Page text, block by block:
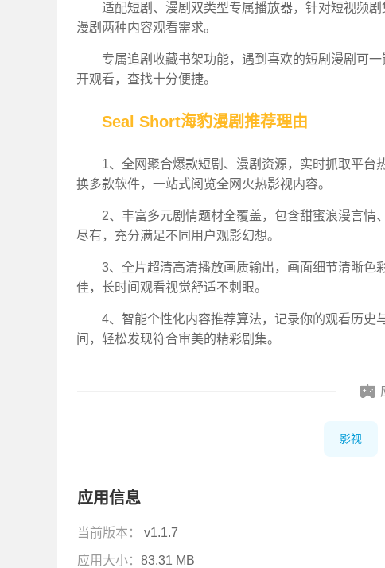
适配短剧、漫剧双类型专属播放器，针对短视频
漫剧两种内容观看需求。
专属追剧收藏书架功能，遇到喜欢的短剧漫剧可
开观看，查找十分便捷。
Seal Short海豹漫剧推荐理由
1、全网聚合爆款短剧、漫剧资源，实时抓取平
换多款软件，一站式阅览全网火热影视内容。
2、丰富多元剧情题材全覆盖，包含甜蜜浪漫言
尽有，充分满足不同用户观影幻想。
3、全片超清高清播放画质输出，画面细节清晰色
佳，长时间观看视觉舒适不刺眼。
4、智能个性化内容推荐算法，记录你的观看历史
间，轻松发现符合审美的精彩剧集。
影视
应用信息
当前版本： v1.1.7
应用大小： 83.31 MB